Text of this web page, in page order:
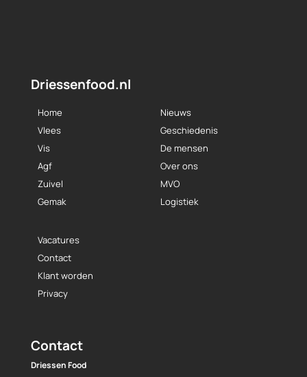
Driessenfood.nl
Home
Vlees
Vis
Agf
Zuivel
Gemak
Nieuws
Geschiedenis
De mensen
Over ons
MVO
Logistiek
Vacatures
Contact
Klant worden
Privacy
Contact
Driessen Food